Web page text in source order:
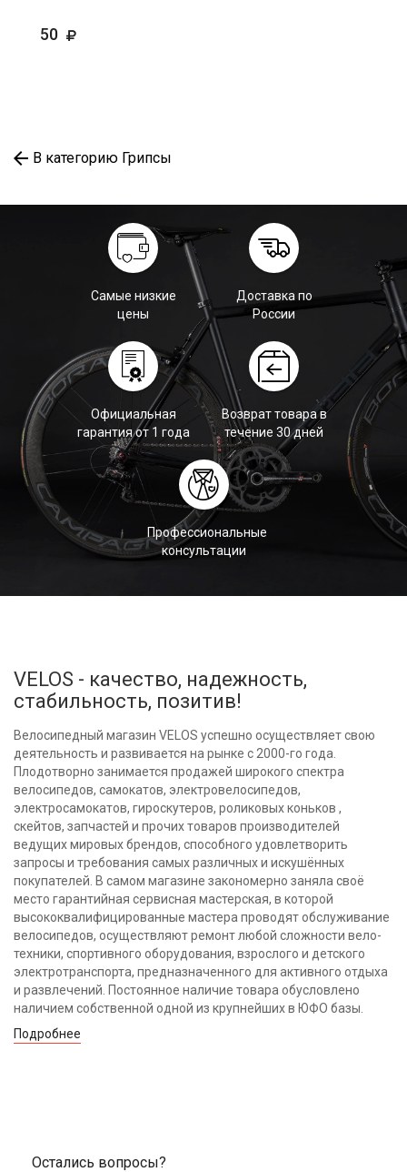
50
В категорию Грипсы
Самые низкие
цены
Доставка по
России
Официальная
гарантия от 1 года
Возврат товара в
течение 30 дней
Профессиональные
консультации
VELOS - качество, надежность,
стабильность, позитив!
Велосипедный магазин VELOS успешно осуществляет свою
деятельность и развивается на рынке с 2000-го года.
Плодотворно занимается продажей широкого спектра
велосипедов, самокатов, электровелосипедов,
электросамокатов, гироскутеров, роликовых коньков ,
скейтов, запчастей и прочих товаров производителей
ведущих мировых брендов, способного удовлетворить
запросы и требования самых различных и искушённых
покупателей. В самом магазине закономерно заняла своё
место гарантийная сервисная мастерская, в которой
высококвалифицированные мастера проводят обслуживание
велосипедов, осуществляют ремонт любой сложности вело-
техники, спортивного оборудования, взрослого и детского
электротранспорта, предназначенного для активного отдыха
и развлечений. Постоянное наличие товара обусловлено
наличием собственной одной из крупнейших в ЮФО базы.
Подробнее
Остались вопросы?